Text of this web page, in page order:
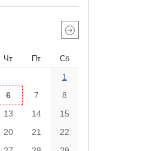
Чт Пт Сб
1
6 7
8
13 14
15
20 21
22